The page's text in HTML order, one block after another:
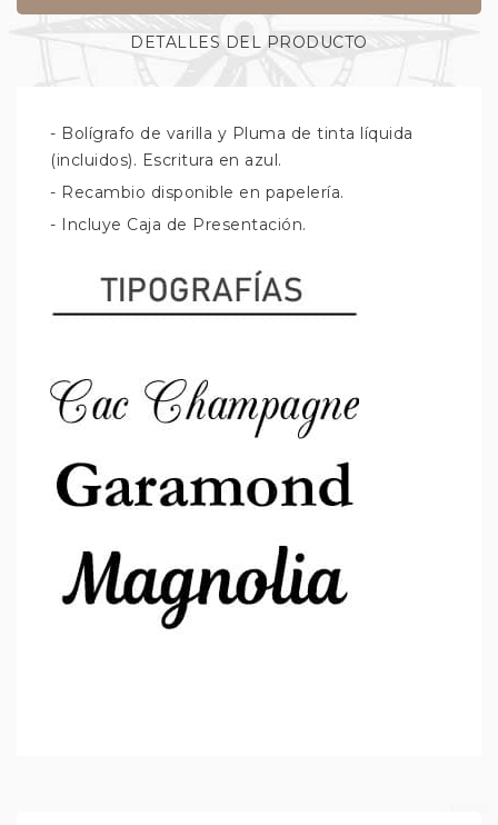
DETALLES DEL PRODUCTO
- Bolígrafo de varilla y Pluma de tinta líquida
(incluidos). Escritura en azul.
- Recambio disponible en papelería.
- Incluye Caja de Presentación.